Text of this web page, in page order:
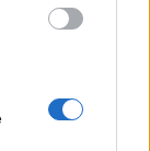
emiatt is